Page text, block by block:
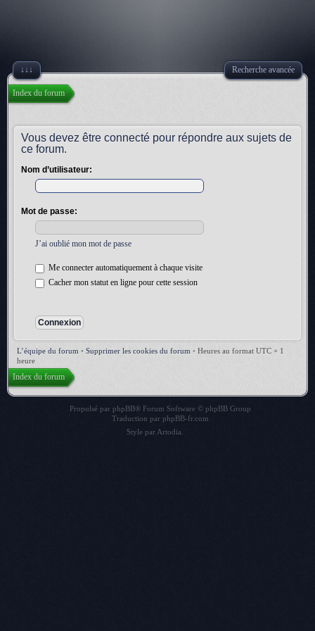
↓↓↓ Recherche avancée
Index du forum
Vous devez être connecté pour répondre aux sujets de
ce forum.
Nom d’utilisateur:
Mot de passe:
J’ai oublié mon mot de passe
Me connecter automatiquement à chaque visite
Cacher mon statut en ligne pour cette session
L’équipe du forum • Supprimer les cookies du forum • Heures au format UTC + 1
heure
Index du forum
Propulsé par phpBB® Forum Software © phpBB Group
Traduction par phpBB-fr.com
Style par Artodia